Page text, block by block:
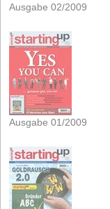
Ausgabe 02/2009
Ausgabe 01/2009